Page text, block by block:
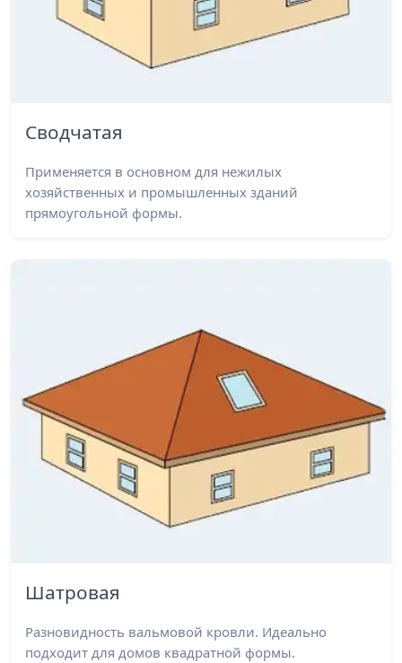
Сводчатая
Применяется в основном для нежилых
хозяйственных и промышленных зданий
прямоугольной формы.
Шатровая
Разновидность вальмовой кровли. Идеально
подходит для домов квадратной формы.